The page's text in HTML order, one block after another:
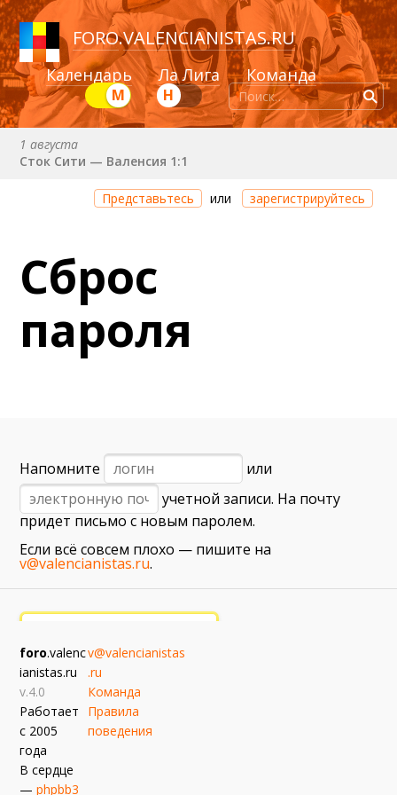
FORO.VALENCIANISTAS.RU
Календарь Ла Лига Команда
Н
М
1 августа
Сток Сити — Валенсия 1:1
Через 2 дня 4 часа 11 минут
Валенсия — Ньюкасл
Валенсия — Сельта
25 августа (вт) в 21:00 (исп)
30 августа (вс) в 19:30 (исп)
примерно 13 сентября
Севилья — Валенсия
примерно 16 сентября
Алавес — Валенсия
примерно 20 сентября
Валенсия — Реал Сосьедад
примерно 11 октября
Расинг — Валенсия
примерно 18 октября
Валенсия — Атлетик
Представьтесь или зарегистрируйтесь
Сброс
пароля
Напомните
или
учетной записи. На почту
придет письмо с новым паролем.
Если всё совсем плохо — пишите на
v@valencianistas.ru.
foro.valenc
ianistas.ru
v.4.0
Работает
с 2005
года
В сердце
—phpbb3
v@valencianistas
.ru
Команда
Правила
поведения